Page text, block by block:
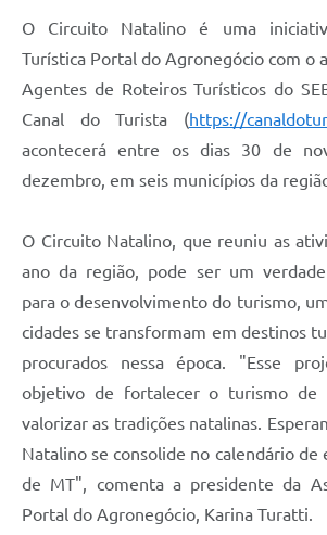
O Circuito Natalino é uma
Turística Portal do Agronegócio com o
Agentes de Roteiros Turísticos do
Canal do Turista (https://
acontecerá entre os dias 30 de
dezembro, em seis municípios da
O Circuito Natalino, que reuniu as
ano da região, pode ser um
para o desenvolvimento do turismo,
cidades se transformam em destinos
procurados nessa época. "Esse
objetivo de fortalecer o turismo de
valorizar as tradições natalinas.
Natalino se consolide no calendário de
de MT", comenta a presidente da
Portal do Agronegócio, Karina Turatti.